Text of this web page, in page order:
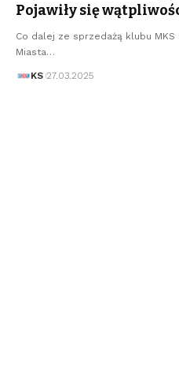
Pojawiły się
Co dalej ze sprzedażą klubu
Miasta…
KS 27.03.2025